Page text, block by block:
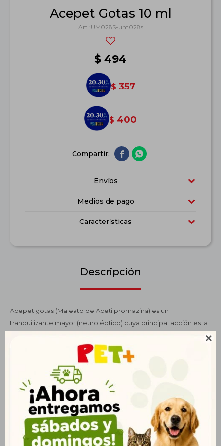

Acepet Gotas 10 ml
UM028S-um028s
$ 494
$ 357
$ 400
 
Envíos
Medios de pago
Características
Descripción
Acepet gotas (Maleato de Acetilpromazina) es un
tranquilizante mayor (neuroléptico) cuya principal acción es la
respuesta de éste a los estímulos ambientales. Se administra
por vía oral directamente. Se puede disolver en agua. Ajustar
la dosis al grado de tranquilización requerido. Tener en cuenta
que la dosis en mg/kg disminuye a medida que aumenta el
peso del animal. Dosis sugeridas: Caninos: administrar 0,5 mg a
2,0 mg por kg de peso (1 a 4 gotas por kg.) Felinos: administrar
1,0 mg a 2,0 mg por kg de peso (2 a 4 gotas por kg.)